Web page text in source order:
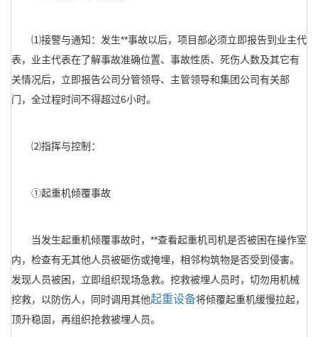
⑴接警与通知：发生**事故以后，项目部必须立即报告到业主代
表，业主代表在了解事故准确位置、事故性质、死伤人数及其它有
关情况后，立即报告公司分管领导、主管领导和集团公司有关部
门，全过程时间不得超过6小时。
⑵指挥与控制：
①起重机倾覆事故
当发生起重机倾覆事故时，**查看起重机司机是否被困在操作室
内，检查有无其他人员被砸伤或掩埋，相邻构筑物是否受到侵害。
发现人员被困，立即组织现场急救。挖救被埋人员时，切勿用机械
挖救，以防伤人，同时调用其他起重设备将倾覆起重机缓慢拉起，
顶升稳固，再组织抢救被埋人员。